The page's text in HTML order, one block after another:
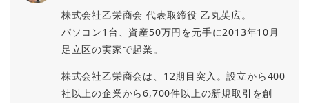
株式会社乙栄商会 代表取締役 乙丸英広。
パソコン1台、資産50万円を元手に2013年10月
足立区の実家で起業。
株式会社乙栄商会は、12期目突入。設立から400
社以上の企業から6,700件以上の新規取引を創